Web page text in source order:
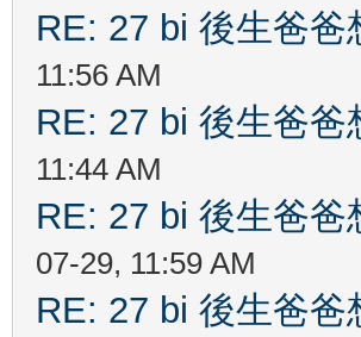
RE: 27 bi 後生爸
11:56 AM
RE: 27 bi 後生爸
11:44 AM
RE: 27 bi 後生爸
07-29, 11:59 AM
RE: 27 bi 後生爸